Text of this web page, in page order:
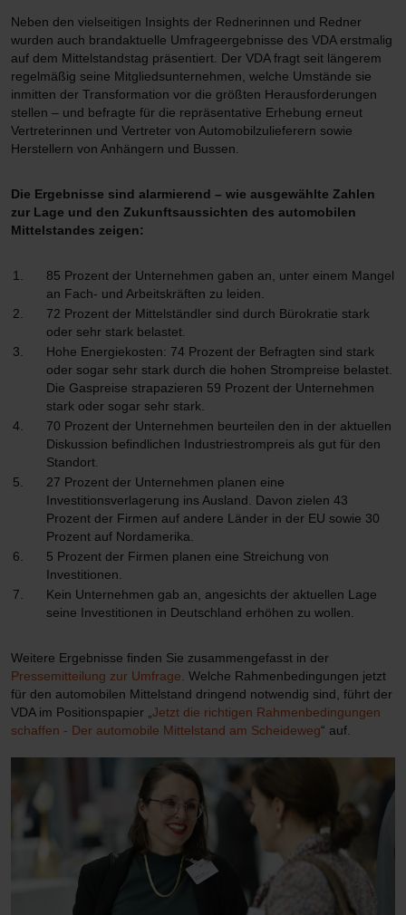
Neben den vielseitigen Insights der Rednerinnen und Redner
wurden auch brandaktuelle Umfrageergebnisse des VDA erstmalig
auf dem Mittelstandstag präsentiert. Der VDA fragt seit längerem
regelmäßig seine Mitgliedsunternehmen, welche Umstände sie
inmitten der Transformation vor die größten Herausforderungen
stellen – und befragte für die repräsentative Erhebung erneut
Vertreterinnen und Vertreter von Automobilzulieferern sowie
Herstellern von Anhängern und Bussen.
Die Ergebnisse sind alarmierend – wie ausgewählte Zahlen
zur Lage und den Zukunftsaussichten des automobilen
Mittelstandes zeigen:
85 Prozent der Unternehmen gaben an, unter einem Mangel
an Fach- und Arbeitskräften zu leiden.
72 Prozent der Mittelständler sind durch Bürokratie stark
oder sehr stark belastet.
Hohe Energiekosten: 74 Prozent der Befragten sind stark
oder sogar sehr stark durch die hohen Strompreise belastet.
Die Gaspreise strapazieren 59 Prozent der Unternehmen
stark oder sogar sehr stark.
70 Prozent der Unternehmen beurteilen den in der aktuellen
Diskussion befindlichen Industriestrompreis als gut für den
Standort.
27 Prozent der Unternehmen planen eine
Investitionsverlagerung ins Ausland. Davon zielen 43
Prozent der Firmen auf andere Länder in der EU sowie 30
Prozent auf Nordamerika.
5 Prozent der Firmen planen eine Streichung von
Investitionen.
Kein Unternehmen gab an, angesichts der aktuellen Lage
seine Investitionen in Deutschland erhöhen zu wollen.
Weitere Ergebnisse finden Sie zusammengefasst in der
Pressemitteilung zur Umfrage. Welche Rahmenbedingungen jetzt
für den automobilen Mittelstand dringend notwendig sind, führt der
VDA im Positionspapier „Jetzt die richtigen Rahmenbedingungen
schaffen - Der automobile Mittelstand am Scheideweg“ auf.